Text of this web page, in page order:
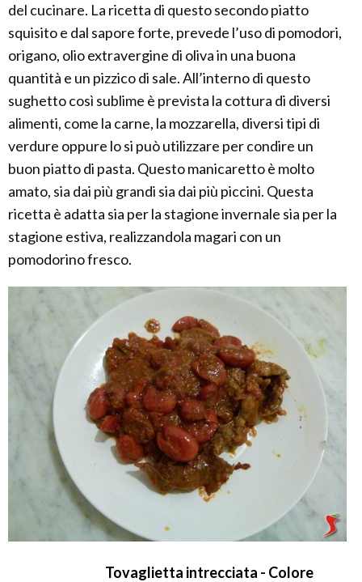
del cucinare. La ricetta di questo secondo piatto
squisito e dal sapore forte, prevede l’uso di pomodori,
origano, olio extravergine di oliva in una buona
quantità e un pizzico di sale. All’interno di questo
sughetto così sublime è prevista la cottura di diversi
alimenti, come la carne, la mozzarella, diversi tipi di
verdure oppure lo si può utilizzare per condire un
buon piatto di pasta. Questo manicaretto è molto
amato, sia dai più grandi sia dai più piccini. Questa
ricetta è adatta sia per la stagione invernale sia per la
stagione estiva, realizzandola magari con un
pomodorino fresco.
Tovaglietta intrecciata - Colore